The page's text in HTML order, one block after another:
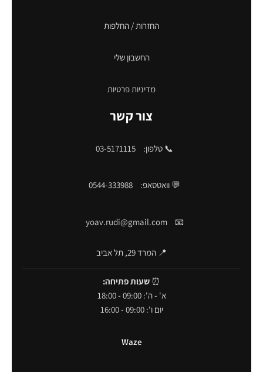
החזרות / החלפות
החשבון שלי
מדיניות פרטיות
צור קשר
📞 טלפון: 03-5171115
💬 וואטסאפ: 0544-333988
📧
yoav.rudi@gmail.com
📍 המרד 29, תל אביב
⏰ שעות פתיחה:
א' - ה': 09:00 - 18:00
יום ו': 09:00 - 16:00
Waze